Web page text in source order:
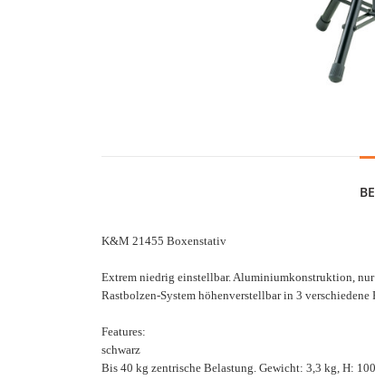
K&M 21455 Boxenstativ
Extrem niedrig einstellbar. Aluminiumkonstruktion,
Rastbolzen-System höhenverstellbar in 3
Features:
schwarz
Bis 40 kg zentrische Belastung. Gewicht: 3,3 kg, H: